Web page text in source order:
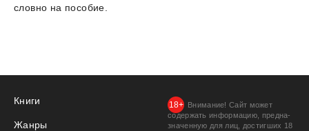
словно на пособие.
Книги
Жанры
Внимание! Сайт может
содержать информацию, предна­
значенную для лиц, дости­гших 18